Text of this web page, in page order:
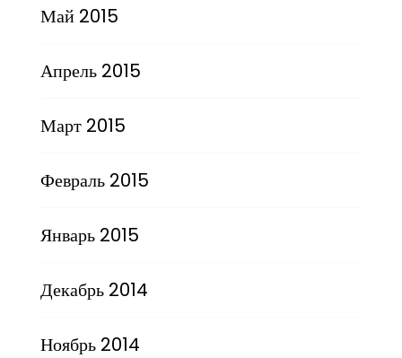
Май 2015
Апрель 2015
Март 2015
Февраль 2015
Январь 2015
Декабрь 2014
Ноябрь 2014